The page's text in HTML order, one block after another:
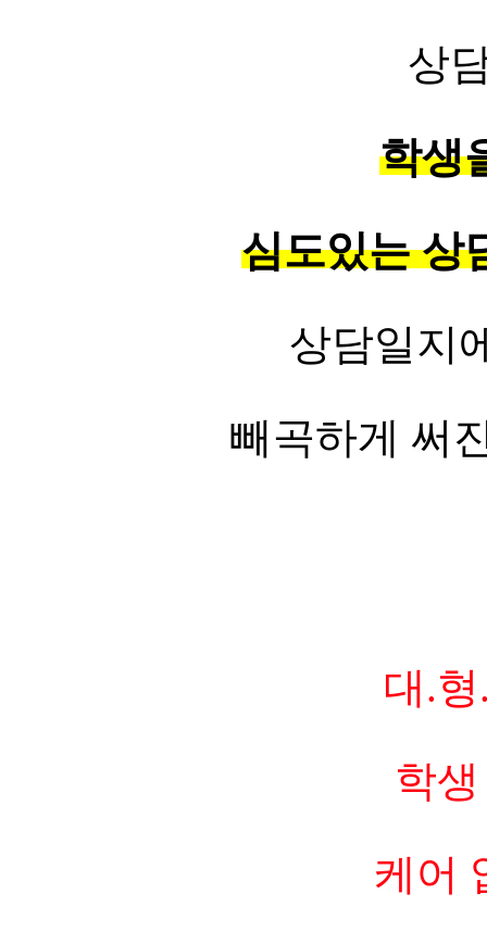
상
학생
심도있는 상
상담일지
빼곡하게 써
대.
학
케어